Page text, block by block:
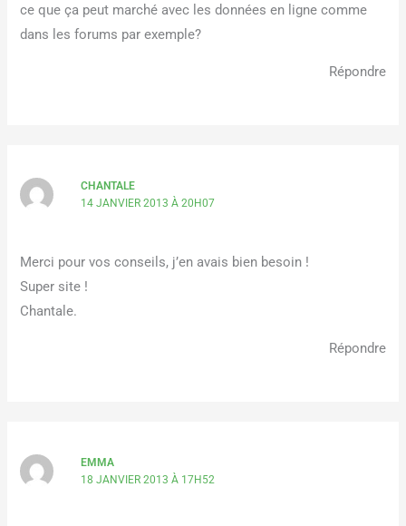
ce que ça peut marché avec les données en ligne comme
dans les forums par exemple?
Répondre
CHANTALE
14 JANVIER 2013 À 20H07
Merci pour vos conseils, j’en avais bien besoin !
Super site !
Chantale.
Répondre
EMMA
18 JANVIER 2013 À 17H52